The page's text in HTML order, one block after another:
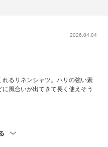
2026.04.04
るリネンシャツ。ハリの強い素
風合いが出てきて長く使えそう
です。スカートを主役にするコ